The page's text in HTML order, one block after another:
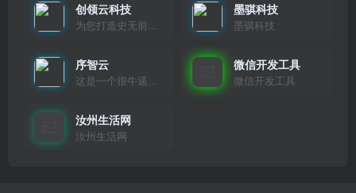
创领云科技
为您打造史无前例的应用产品带您认识新时代产品的创新
墨骐科技
墨骐科技
序智云
这是一个很牛逼的开发者，要开发找他准行！
微信开发工具
微信开发工具
汝州生活网
汝州生活网